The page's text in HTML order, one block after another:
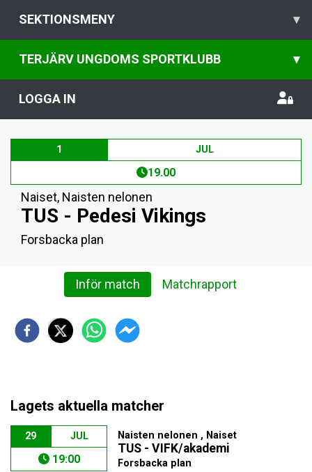
SEKTIONSMENY ▾
TERJÄRV UNGDOMS SPORTKLUBB ▾
LOGGA IN
1 JUL
19.00
Naiset, Naisten nelonen
TUS - Pedesi Vikings
Forsbacka plan
Inför match Matchrapport
Lagets aktuella matcher
29 JUL
19:00
Naisten nelonen , Naiset
TUS - VIFK/akademi
Forsbacka plan